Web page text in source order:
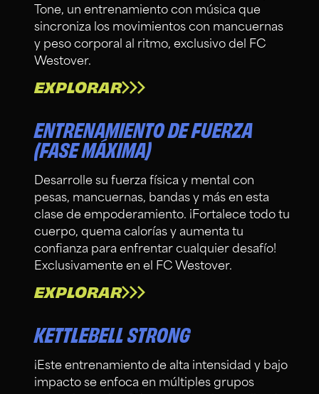
Tone, un entrenamiento con música que
sincroniza los movimientos con mancuernas
y peso corporal al ritmo, exclusivo del FC
Westover.
EXPLORAR
ENTRENAMIENTO DE FUERZA
(FASE MÁXIMA)
Desarrolle su fuerza física y mental con
pesas, mancuernas, bandas y más en esta
clase de empoderamiento. ¡Fortalece todo tu
cuerpo, quema calorías y aumenta tu
confianza para enfrentar cualquier desafío!
Exclusivamente en el FC Westover.
EXPLORAR
KETTLEBELL STRONG
¡Este entrenamiento de alta intensidad y bajo
impacto se enfoca en múltiples grupos